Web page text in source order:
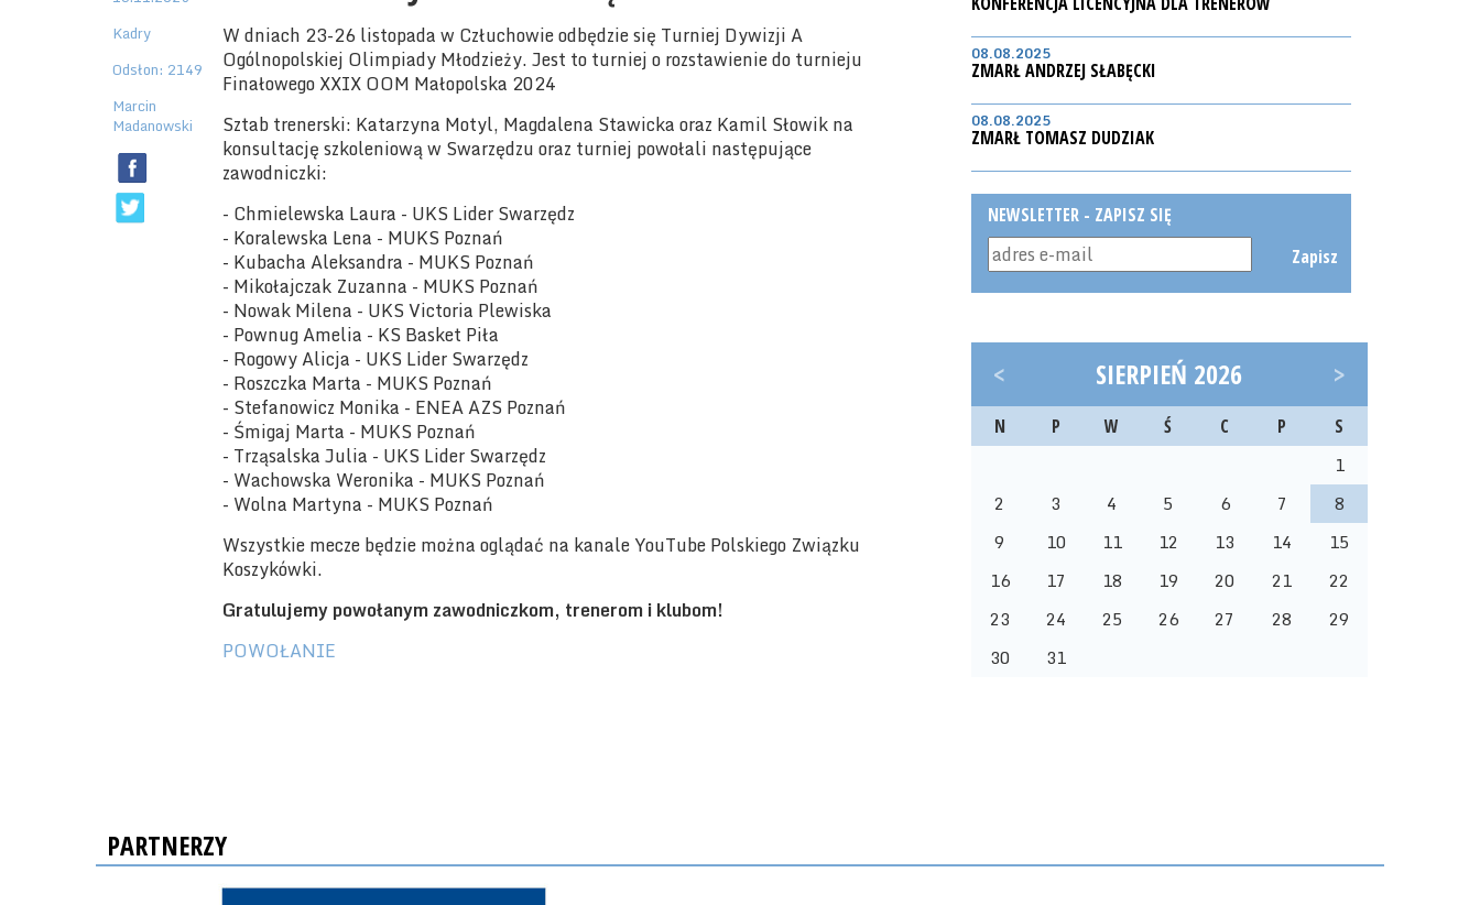
Kadry
Odsłon: 2149
Marcin
Madanowski
W dniach 23-26 listopada w Człuchowie odbędzie się Turniej Dywizji A
Ogólnopolskiej Olimpiady Młodzieży. Jest to turniej o rozstawienie do turnieju
Finałowego XXIX OOM Małopolska 2024
Sztab trenerski: Katarzyna Motyl, Magdalena Stawicka oraz Kamil Słowik na
konsultację szkoleniową w Swarzędzu oraz turniej powołali następujące
zawodniczki:
- Chmielewska Laura - UKS Lider Swarzędz
- Koralewska Lena - MUKS Poznań
- Kubacha Aleksandra - MUKS Poznań
- Mikołajczak Zuzanna - MUKS Poznań
- Nowak Milena - UKS Victoria Plewiska
- Pownug Amelia - KS Basket Piła
- Rogowy Alicja - UKS Lider Swarzędz
- Roszczka Marta - MUKS Poznań
- Stefanowicz Monika - ENEA AZS Poznań
- Śmigaj Marta - MUKS Poznań
- Trząsalska Julia - UKS Lider Swarzędz
- Wachowska Weronika - MUKS Poznań
- Wolna Martyna - MUKS Poznań
Wszystkie mecze będzie można oglądać na kanale YouTube Polskiego Związku
Koszykówki.
Gratulujemy powołanym zawodniczkom, trenerom i klubom!
POWOŁANIE
08.08.2025
ZMARŁ ANDRZEJ SŁABĘCKI
08.08.2025
ZMARŁ TOMASZ DUDZIAK
NEWSLETTER - ZAPISZ SIĘ
Zapisz
< SIERPIEŃ 2026 >
N P W Ś C P S
1
2
3 4 5 6 7
8
9
10 11 12 13 14
15
16
17 18 19 20 21
22
23
24 25 26 27 28
29
30
31
PARTNERZY